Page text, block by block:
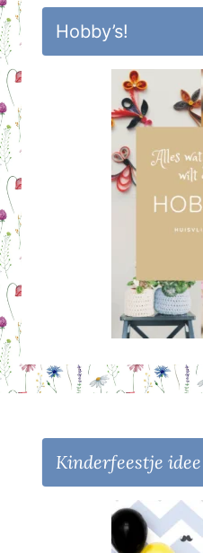
Hobby’s!
Kinderfeestje idee